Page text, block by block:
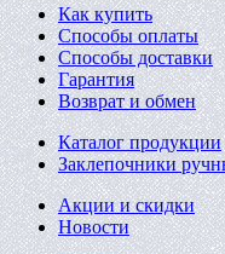
Как купить
Способы оплаты
Способы доставки
Гарантия
Возврат и обмен
Каталог продукции
Заклепочники
Акции и скидки
Новости